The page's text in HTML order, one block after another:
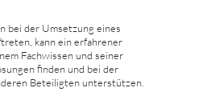
bei der Umsetzung eines
kann ein erfahrener
Fachwissen und seiner
finden und bei der
Beteiligten unterstützen.